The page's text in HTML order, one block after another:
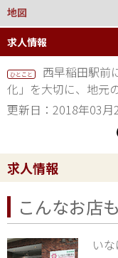
地図
求人情報
ひとこと
西早稲田駅前
化」を大切に、地元
更新日：2018年03月
求人情報
こんなお店
い